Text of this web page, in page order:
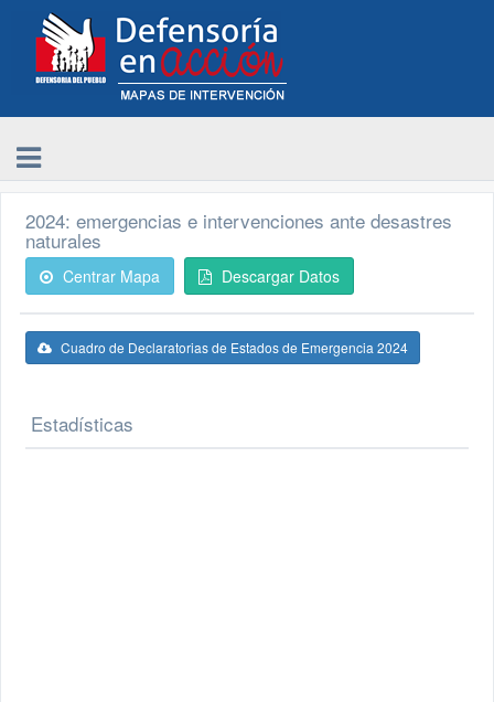
2024: emergencias e intervenciones ante desastres
naturales
Centrar Mapa Descargar Datos
Cuadro de Declaratorias de Estados de Emergencia 2024
Estadísticas